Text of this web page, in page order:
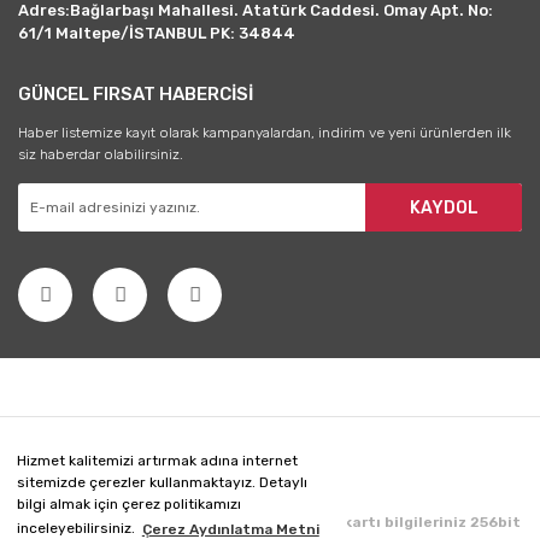
Hizmet kalitemizi artırmak adına internet
sitemizde çerezler kullanmaktayız. Detaylı
bilgi almak için çerez politikamızı
inceleyebilirsiniz. Çerez Aydınlatma Metni
Adres:Bağlarbaşı Mahallesi. Atatürk Caddesi. Omay Apt. No:
61/1 Maltepe/İSTANBUL PK: 34844
GÜNCEL FIRSAT HABERCİSİ
Haber listemize kayıt olarak kampanyalardan, indirim ve yeni ürünlerden ilk
siz haberdar olabilirsiniz.
KAYDOL
Copyright 2020 © Her hakkı saklıdır. Kredi kartı bilgileriniz 256bit